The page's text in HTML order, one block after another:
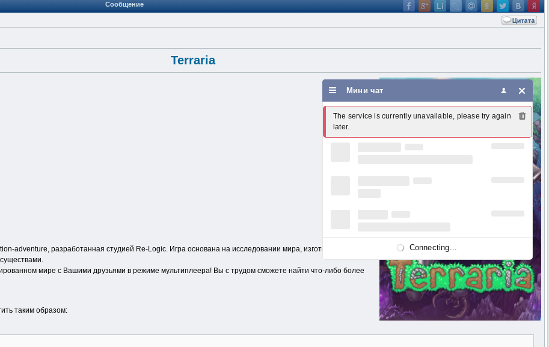
Сообщение
Terraria
adventure, разработанная студией Re-Logic. Игра основана на исследовании мира, изготовлении
мире с Вашими друзьями в режиме мультиплеера! Вы с трудом сможете найти что-либо более
таким образом:
Мини чат
The service is currently unavailable, please try again
later.
Connecting...